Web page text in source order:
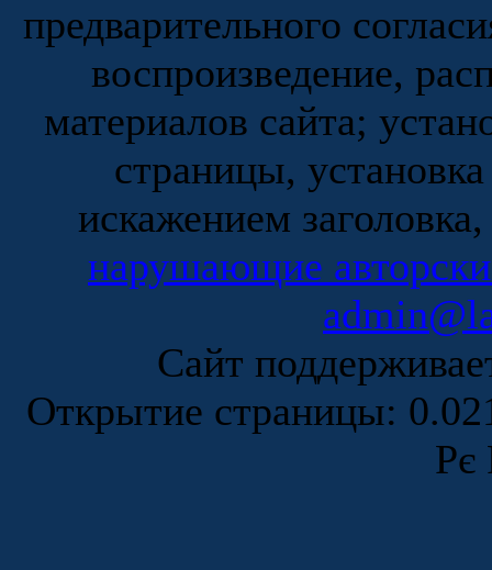
предварительного
воспроизведение,
материалов сайта;
страницы,
искажением
нарушающие
Сайт
Открытие страницы:
Рє